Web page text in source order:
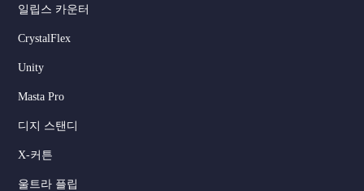
일립스 카운터
CrystalFlex
Unity
Masta Pro
디지 스탠디
X-커튼
울트라 플립